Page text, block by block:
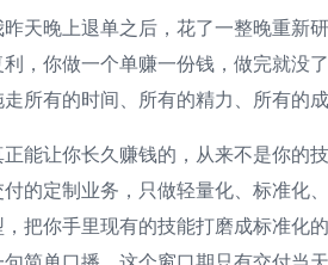
昨天晚上退单之后，花了一整晚重新
利，你做一个单赚一份钱，做完就没
所有的时间、所有的精力、所有的
正能让你长久赚钱的，从来不是你的
付的定制业务，只做轻量化、标准化
，把你手里现有的技能打磨成标准化